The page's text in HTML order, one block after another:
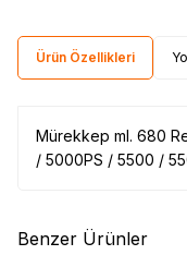
Ürün Özellikleri
Mürekkep ml. 680
/ 5000PS / 5500 /
Benzer Ürünler